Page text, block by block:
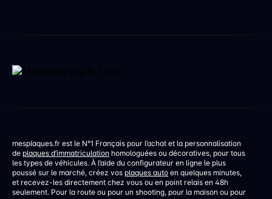
mesplaques.fr est le N°1 Français pour l’achat et la personnalisation
de plaques d’immatriculation homologuées ou décoratives, pour tous
les types de véhicules. À l’aide du configurateur en ligne le plus
poussé sur le marché, créez vos plaques auto en quelques minutes,
et recevez-les directement chez vous ou en point relais en 48h
seulement. Pour la route ou pour un shooting, pour la maison ou pour